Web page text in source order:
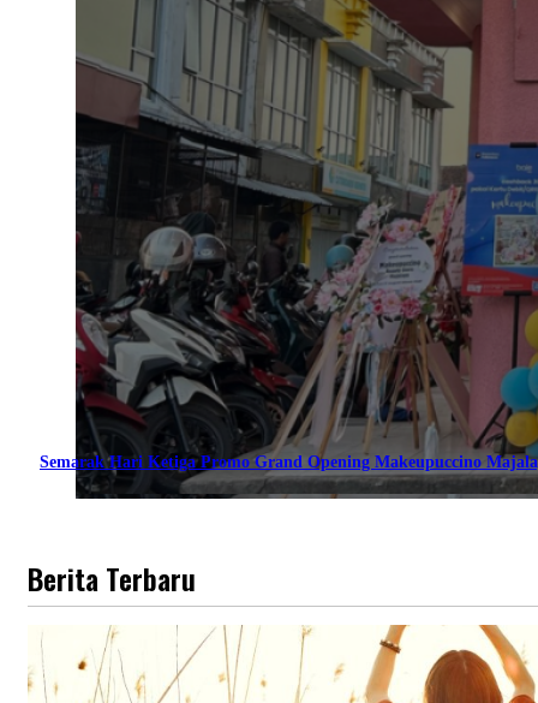
Semarak Hari Ketiga Promo Grand Opening Makeupuccino
Berita Terbaru